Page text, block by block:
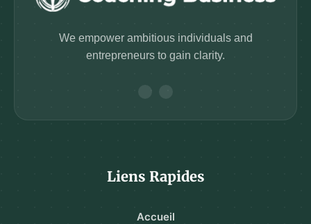
We empower ambitious individuals and
entrepreneurs to gain clarity.
Liens Rapides
Accueil